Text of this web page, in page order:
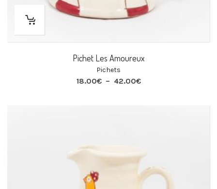
Pichet Les Amoureux
Pichets
18.00€ – 42.00€Plage